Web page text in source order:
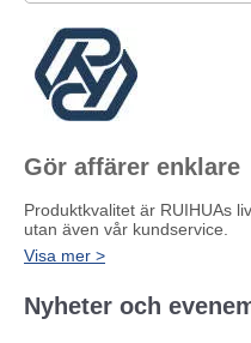
Gör affärer enklare
Produktkvalitet är RUIHUAs
utan även vår kundservice.
Visa mer >
Nyheter och